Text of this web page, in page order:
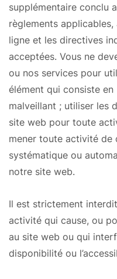
supplémentaire conclu
règlements
ligne et les directives
acceptées. Vous ne
ou nos services pour
élément qui consiste
malveillant ; utiliser les
site web pour toute
mener toute activité de
systématique ou
notre site web.
Il est strictement
activité qui cause, ou
au site web ou qui
disponibilité ou